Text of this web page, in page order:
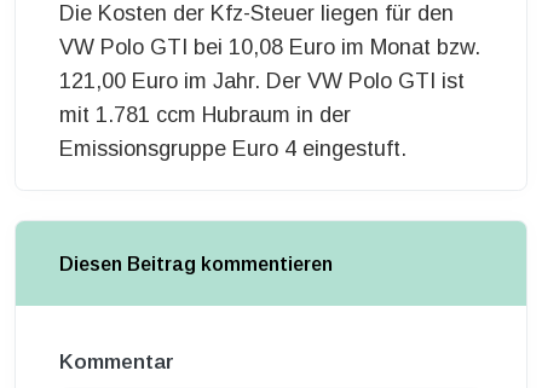
Die Kosten der Kfz-Steuer liegen für den
VW Polo GTI bei 10,08 Euro im Monat bzw.
121,00 Euro im Jahr. Der VW Polo GTI ist
mit 1.781 ccm Hubraum in der
Emissionsgruppe Euro 4 eingestuft.
Diesen Beitrag kommentieren
Kommentar